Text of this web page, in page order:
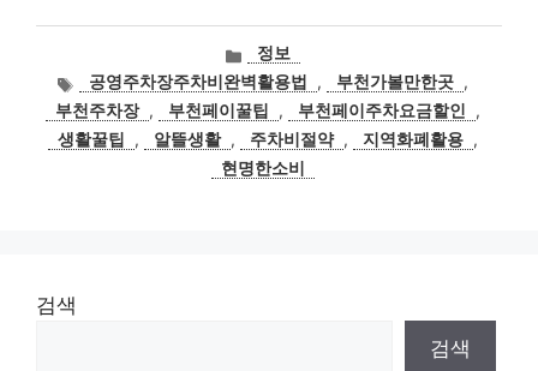
카
테
고
리
정보
태
그
공영주차장주차비완벽활용법 , 부천가볼만한곳 ,
부천주차장 , 부천페이꿀팁 , 부천페이주차요금할인
,
생활꿀팁
, 알뜰생활 , 주차비절약 , 지역화폐활용 ,
현명한소비
검색
검색